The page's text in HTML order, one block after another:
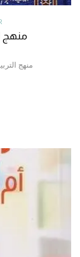
منهج
منهج